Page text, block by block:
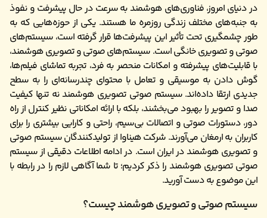
در دنیای امروز، فناوری‌های هوشمند به سرعت در حال پیشرفت و نفوذ
به جنبه‌های مختلف زندگی روزمره ما هستند. یکی از حوزه‌هایی که به
طور چشمگیری تحت تأثیر این پیشرفت‌ها قرار گرفته است، سیستم‌های
صوتی و تصویری خانگی است. سیستم‌های صوتی و تصویری هوشمند،
با قابلیت‌های پیشرفته و امکانات منحصر به فرد، تجربه تماشای فیلم‌ها،
گوش دادن به موسیقی و تعامل با محتوای چندرسانه‌ای را به سطح
جدیدی ارتقا داده‌اند. سیستم‌ صوتی تصویری هوشمند نه تنها کیفیت
صدا و تصویر را بهبود می‌بخشند، بلکه با ارائه امکاناتی نظیر کنترل از راه
دور، دستورات صوتی و اتصالات بی‌سیم، راحتی و کارایی بیشتری را برای
کاربران به ارمغان می‌آورند. شرکت هیناوا از تولیدکنندگان سیستم صوتی
و تصویری هوشمند در ایران است. در ادامه اطلاعات دقیقی از سیستم
صوتی تصویری هوشمند را ذکر کردیم؛ تا شما آگاهی لازم را در رابطه با
این موضوع به دست آورید.
سیستم صوتی و تصویری هوشمند چیست؟